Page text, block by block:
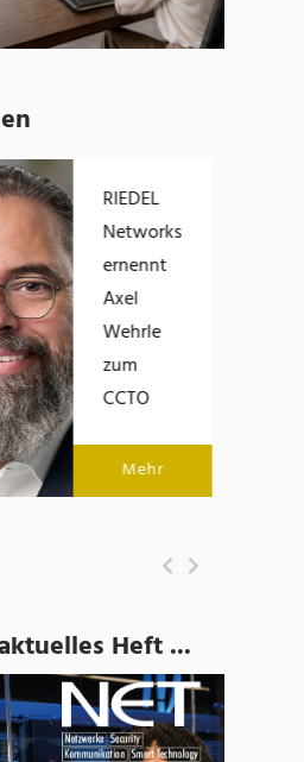
RIEDEL
Networks
ernennt
Axel
Wehrle
zum
CCTO
Mehr
Heft ...